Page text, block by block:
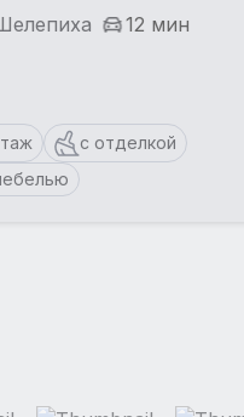
12 мин
с отделкой